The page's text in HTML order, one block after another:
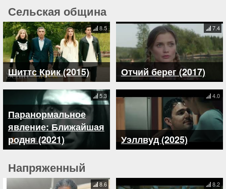
Сельская община
Шиттс Крик (2015)
8.5
Отчий берег (2017)
7.4
Паранормальное
явление: Ближайшая
родня (2021)
5.3
Уэллвуд (2025)
4.0
Напряженный
8.6 8.2